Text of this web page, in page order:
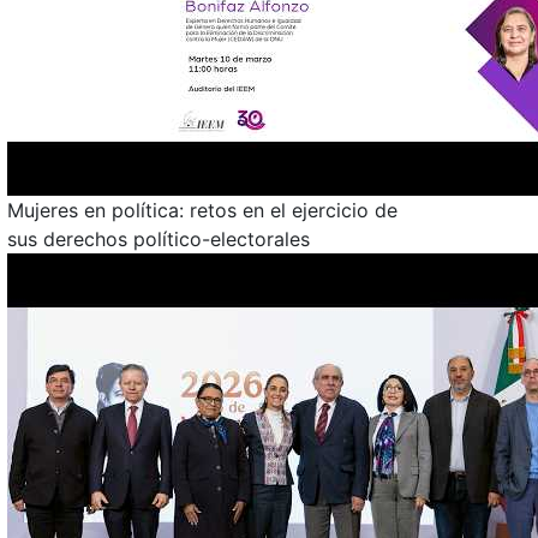
Mujeres en política: retos en el ejercicio de
sus derechos político-electorales